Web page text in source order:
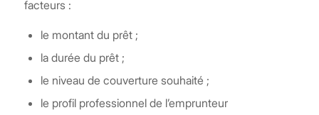
facteurs :
le montant du prêt ;
la durée du prêt ;
le niveau de couverture souhaité ;
le profil professionnel de l’emprunteur